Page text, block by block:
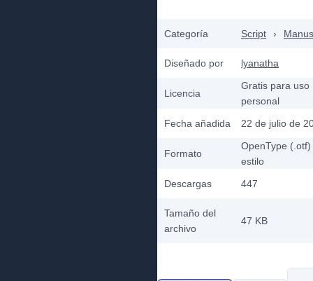
Categoría Script ›
Diseñado por lyanatha
Licencia
Gratis para uso
personal
Fecha añadida
22 de julio de
Formato
OpenType (.otf)
estilo
Descargas
447
Tamaño del
archivo
47 KB